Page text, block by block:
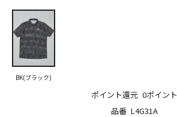
品番 L4G31A
ポイント還元 0ポイント
BK(ブラック)